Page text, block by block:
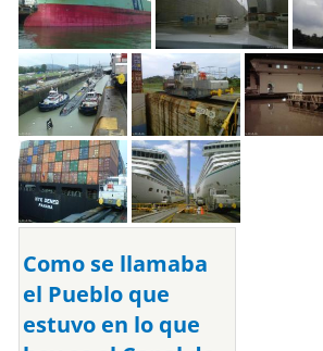
Como se llamaba
el Pueblo que
estuvo en lo que